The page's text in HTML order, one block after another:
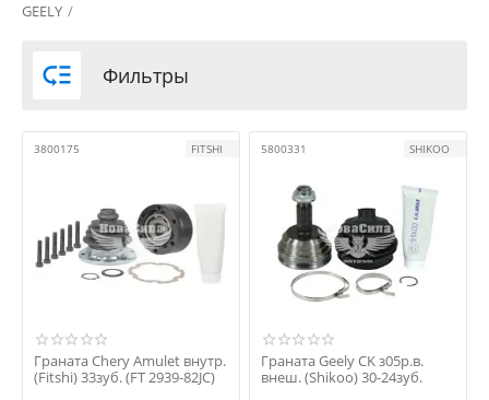
GEELY /
 Фильтры
3800175 FITSHI
Граната Chery Amulet внутр.
(Fitshi) 33зуб. (FT 2939-82JC)
5800331 SHIKOO
Граната Geely CK з05р.в.
внеш. (Shikoo) 30-24зуб.